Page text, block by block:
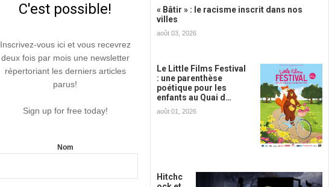
C'est possible!
Inscrivez-vous ici et vous recevrez
deux fois par mois une newsletter
répertoriant les derniers articles
parus!
Sign up for free today!
Nom
« Bâtir » : le racisme inscrit dans nos
villes
août 03, 2026
Le Little Films Festival
: une parenthèse
poétique pour les
enfants au Quai d…
août 01, 2026
Hitchc